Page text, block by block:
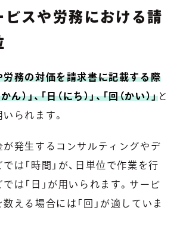
ビスや労務における請
労務の対価を請求書に記載する際
ん）」、「日（にち）」、「回（かい）」と
られます。
が発生するコンサルティングやデ
は「時間」が、日単位で作業を行
は「日」が用いられます。サービ
える場合には「回」が適していま